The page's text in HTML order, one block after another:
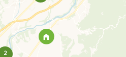
2